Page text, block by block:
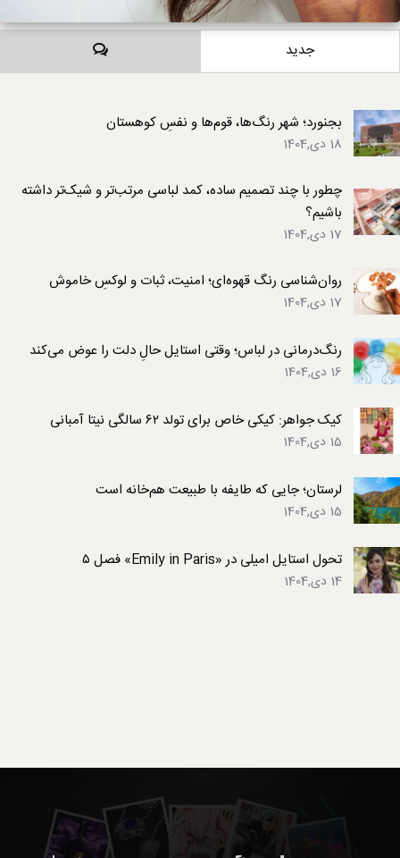
جدید دیدگاه‌ها
بجنورد؛ شهر رنگ‌ها، قوم‌ها و نفسِ کوهستان
18 دی,1404
چطور با چند تصمیم ساده، کمد لباسی مرتب‌تر و شیک‌تر داشته
باشیم؟
17 دی,1404
روان‌شناسی رنگ قهوه‌ای؛ امنیت، ثبات و لوکسِ خاموش
17 دی,1404
رنگ‌درمانی در لباس؛ وقتی استایل حالِ دلت را عوض می‌کند
16 دی,1404
کیک جواهر: کیکی خاص برای تولد ۶۲ سالگی نیتا آمبانی
15 دی,1404
لرستان؛ جایی که طایفه با طبیعت هم‌خانه است
15 دی,1404
تحول استایل امیلی در «Emily in Paris» فصل ۵
14 دی,1404